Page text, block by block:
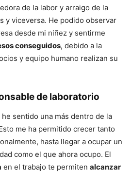
de la labor y arraigo de la
y viceversa. He podido observar
desde mi niñez y sentirme
conseguidos, debido a la
y equipo humano realizan su
de laboratorio
sentido una más dentro de la
me ha permitido crecer tanto
hasta llegar a ocupar un
como el que ahora ocupo. El
en el trabajo te permiten alcanzar